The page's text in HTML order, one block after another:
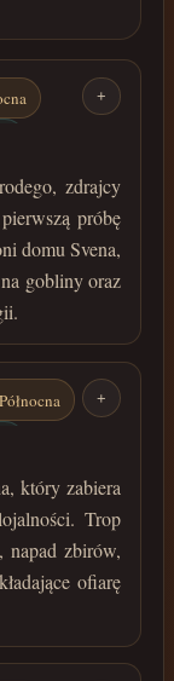
+
zdrajcy
próbę
domu Svena,
gobliny oraz
+
który zabiera
Trop
napad zbirów,
ofiarę